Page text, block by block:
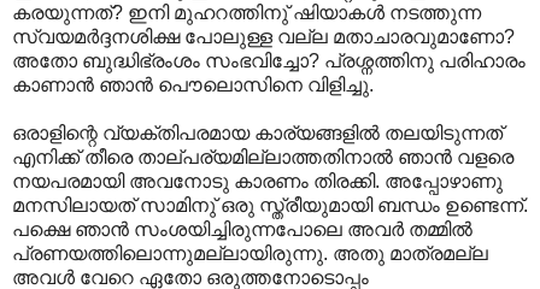
കരയുന്നത്? ഇനി മുഹറത്തിനു് ഷിയാകള്‍ നടത്തുന്ന
സ്വയമര്‍ദ്ദനശിക്ഷ പോലുള്ള വല്ല മതാചാരവുമാണോ?
അതോ ബുദ്ധിഭ്രംശം സംഭവിച്ചോ? പ്രശ്നത്തിനു പരിഹാരം
കാണാന്‍ ഞാന്‍ പൌലൊസിനെ വിളിച്ചു.
ഒരാളിന്റെ വ്യക്തിപരമായ കാര്യങ്ങളില്‍ തലയിടുന്നത്
എനിക്ക് തീരെ താല്പര്യമില്ലാത്തതിനാല്‍ ഞാന്‍ വളരെ
നയപരമായി അവനോടു കാരണം തിരക്കി. അപ്പോഴാണു
മനസിലായത് സാമിനു് ഒരു സ്ത്രീയുമായി ബന്ധം ഉണ്ടെന്ന്.
പക്ഷെ ഞാന്‍ സംശയിച്ചിരുന്നപോലെ അവര്‍ തമ്മില്‍
പ്രണയത്തിലൊന്നുമല്ലായിരുന്നു. അതു മാത്രമല്ല
അവള്‍ വേറെ ഏതോ ഒരുത്തനോടൊപ്പം